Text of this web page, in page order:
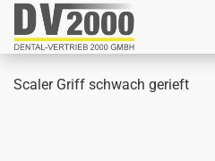
Sca­ler Griff schwach ge­rieft